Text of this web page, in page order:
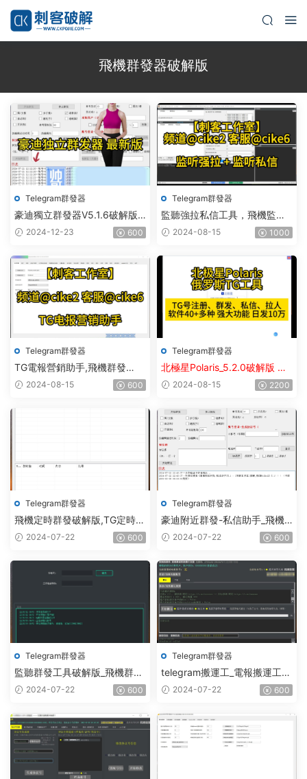
飛機群發器破解版
Telegram群發器
豪迪獨立群發器V5.1.6破解版 –
飛機群發器,TG群發器,群發器
破解版,群發軟件,群發工具,群
發協議,Telegram群發器,電報
群發,協議軟件
2024-12-23 600
Telegram群發器
監聽強拉私信工具，飛機監
聽，飛機監聽強拉，飛機監聽
2024-08-15 1000
Telegram群發器
TG電報營銷助手,飛機群發
器,TG群發器,群發器破解版,群
發軟件,群發工具,群發協
2024-08-15 600
Telegram群發器
北極星Polaris_5.2.0破解版 飛
機群發器_TG群發軟件
_Telegram群發工具_破解版
2024-08-15 2200
Telegram群發器
飛機定時群發破解版,TG定時群
發,電報定時群發,telegram定時
2024-07-22 600
Telegram群發器
豪迪附近群發-私信助手_飛機
附近群發,TG電報附近私
2024-07-22 600
Telegram群發器
監聽群發工具破解版_飛機群發,
協議軟件,群發助手,群發工
2024-07-22 600
Telegram群發器
telegram搬運工_電報搬運工_
電報克隆_電報資源批量搬運
2024-07-22 600